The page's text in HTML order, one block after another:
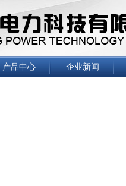
产品中心 企业新闻